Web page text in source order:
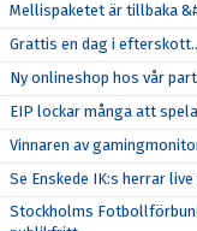
Mellispaketet är tillbaka
Grattis en dag i
Ny onlineshop hos vår
EIP lockar många att
Vinnaren av
Se Enskede IK:s herrar
Stockholms